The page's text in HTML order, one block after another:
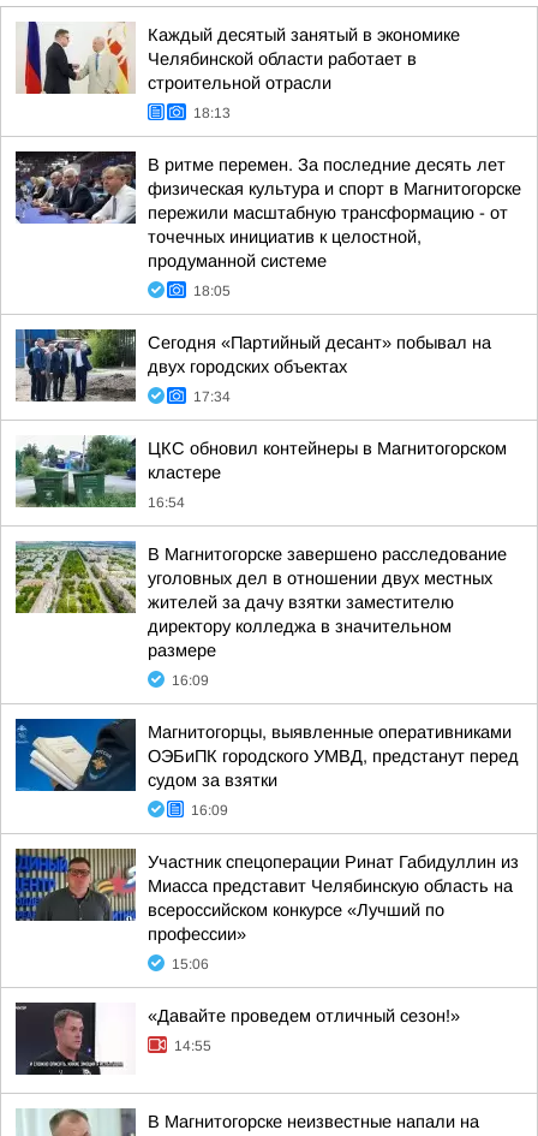
Каждый десятый занятый в экономике
Челябинской области работает в
строительной отрасли
18:13
В ритме перемен. За последние десять лет
физическая культура и спорт в Магнитогорске
пережили масштабную трансформацию - от
точечных инициатив к целостной,
продуманной системе
18:05
Сегодня «Партийный десант» побывал на
двух городских объектах
17:34
ЦКС обновил контейнеры в Магнитогорском
кластере
16:54
В Магнитогорске завершено расследование
уголовных дел в отношении двух местных
жителей за дачу взятки заместителю
директору колледжа в значительном
размере
16:09
Магнитогорцы, выявленные оперативниками
ОЭБиПК городского УМВД, предстанут перед
судом за взятки
16:09
Участник спецоперации Ринат Габидуллин из
Миасса представит Челябинскую область на
всероссийском конкурсе «Лучший по
профессии»
15:06
«Давайте проведем отличный сезон!»
14:55
В Магнитогорске неизвестные напали на